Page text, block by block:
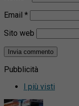
Email *
Sito web
Pubblicità
I più visti